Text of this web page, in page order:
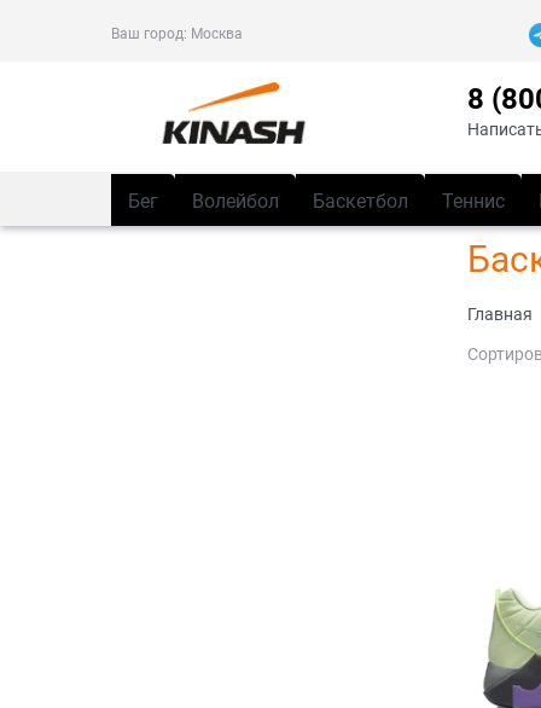
Ваш город: Москва
8
Бег Волейбол Баскетбол Теннис
Главная